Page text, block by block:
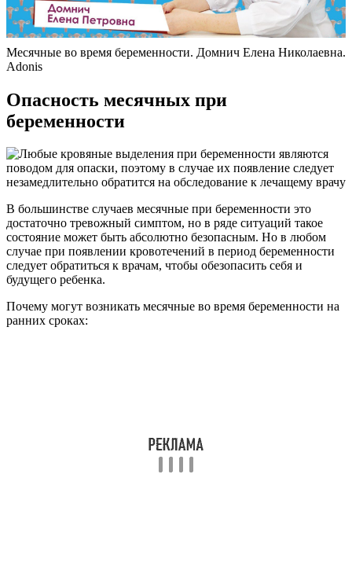
Месячные во время беременности. Домнич Елена Николаевна.
Adonis
Опасность месячных при
беременности
В большинстве случаев месячные при беременности это
достаточно тревожный симптом, но в ряде ситуаций такое
состояние может быть абсолютно безопасным. Но в любом
случае при появлении кровотечений в период беременности
следует обратиться к врачам, чтобы обезопасить себя и
будущего ребенка.
Почему могут возникать месячные во время беременности на
ранних сроках: